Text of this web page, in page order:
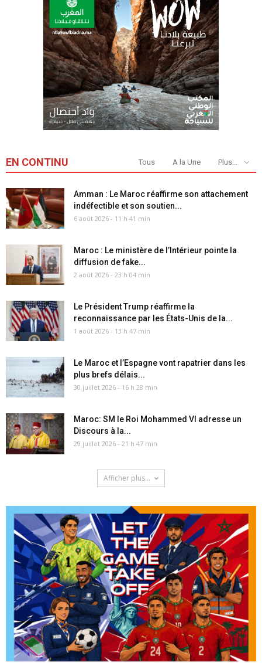
EN CONTINU Tous A la Une Plus...
Amman : Le Maroc réaffirme son attachement
indéfectible et son soutien...
6 août 2026 - 11 h 41 min
Maroc : Le ministère de l’Intérieur pointe la
diffusion de fake...
2 août 2026 - 23 h 04 min
Le Président Trump réaffirme la
reconnaissance par les États-Unis de la...
1 août 2026 - 13 h 47 min
Le Maroc et l’Espagne vont rapatrier dans les
plus brefs délais...
30 juillet 2026 - 16 h 28 min
Maroc: SM le Roi Mohammed VI adresse un
Discours à la...
29 juillet 2026 - 21 h 47 min
Afficher plus...